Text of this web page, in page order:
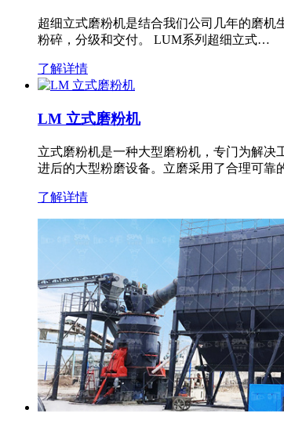
超细立式磨粉机是结合我们公司几年的磨
粉碎，分级和交付。 LUM系列超细立式…
了解详情
LM 立式磨粉机
立式磨粉机是一种大型磨粉机，专门为解
进后的大型粉磨设备。立磨采用了合理可靠
了解详情